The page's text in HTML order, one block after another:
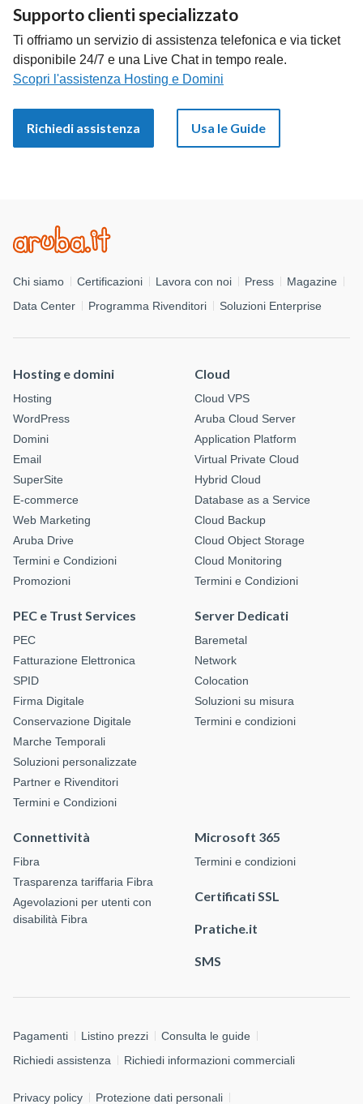
Supporto clienti specializzato
Ti offriamo un servizio di assistenza telefonica e via ticket
disponibile 24/7 e una Live Chat in tempo reale.
Scopri l'assistenza Hosting e Domini
Richiedi assistenza Usa le Guide
Chi siamo Certificazioni Lavora con noi Press
Magazine
Data Center
Programma Rivenditori Soluzioni Enterprise
Hosting e domini
Hosting
WordPress
Domini
Email
SuperSite
E-commerce
Web Marketing
Aruba Drive
Termini e Condizioni
Promozioni
Cloud
Cloud VPS
Aruba Cloud Server
Application Platform
Virtual Private Cloud
Hybrid Cloud
Database as a Service
Cloud Backup
Cloud Object Storage
Cloud Monitoring
Termini e Condizioni
PEC e Trust Services
PEC
Fatturazione Elettronica
SPID
Firma Digitale
Conservazione Digitale
Marche Temporali
Soluzioni personalizzate
Partner e Rivenditori
Termini e Condizioni
Server Dedicati
Baremetal
Network
Colocation
Soluzioni su misura
Termini e condizioni
Connettività
Fibra
Trasparenza tariffaria Fibra
Agevolazioni per utenti con
disabilità Fibra
Microsoft 365
Termini e condizioni
Certificati SSL
Pratiche.it
SMS
Pagamenti Listino prezzi
Consulta le guide
Richiedi assistenza
Richiedi informazioni commerciali
Privacy policy Protezione dati personali